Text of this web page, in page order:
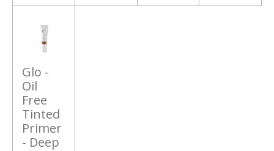
Glo -
Oil
Free
Tinted
Primer
- Deep